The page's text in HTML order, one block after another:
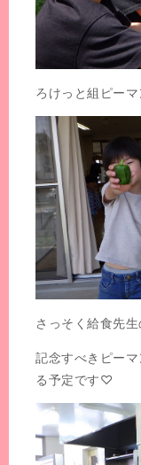
ろけっと組ピーマ
さっそく給食先
記念すべきピー
る予定です♡